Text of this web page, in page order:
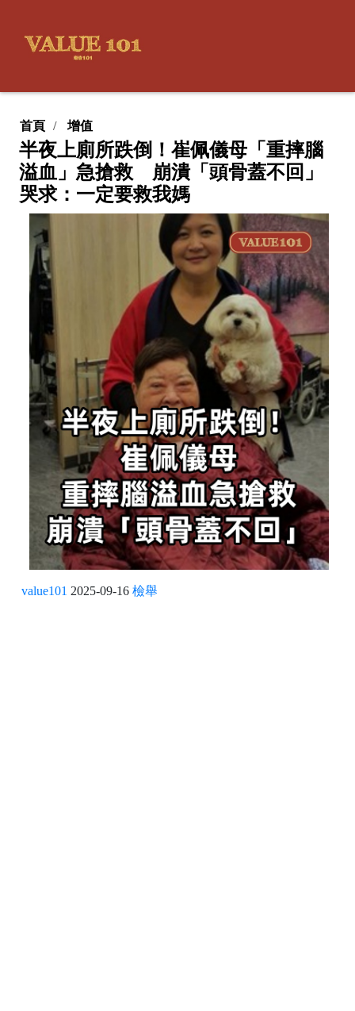
首頁 增值
半夜上廁所跌倒！崔佩儀母「重摔腦
溢血」急搶救 崩潰「頭骨蓋不回」
哭求：一定要救我媽
value101 2025-09-16 檢舉